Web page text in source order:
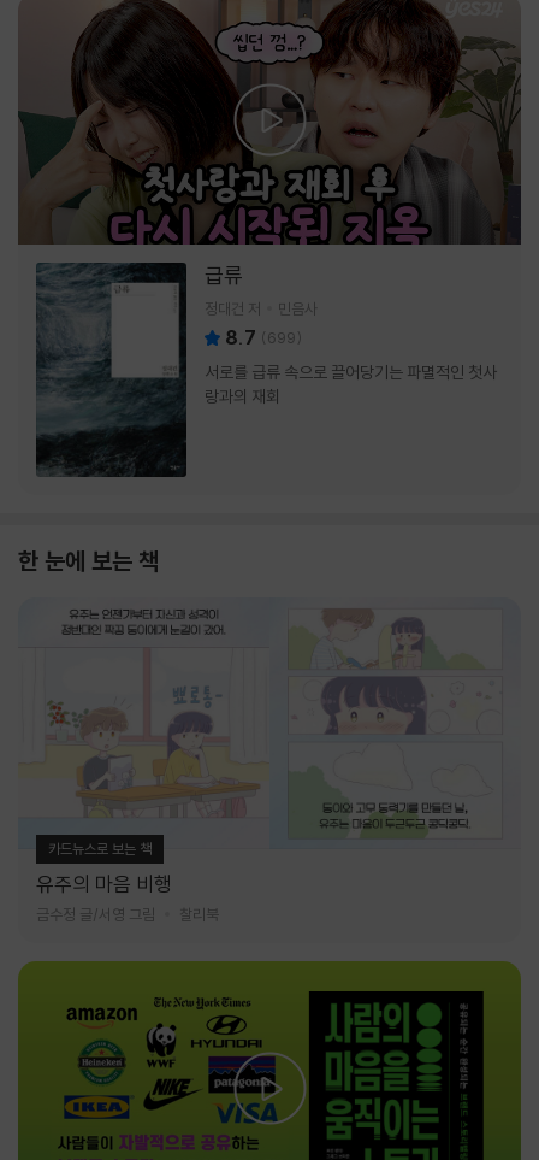
급류
정대건 저 민음사
8.7 (699)
서로를 급류 속으로 끌어당기는 파멸적인 첫사
랑과의 재회
한 눈에 보는 책
카드뉴스로 보는 책
유주의 마음 비행
금수정 글/서영 그림 찰리북